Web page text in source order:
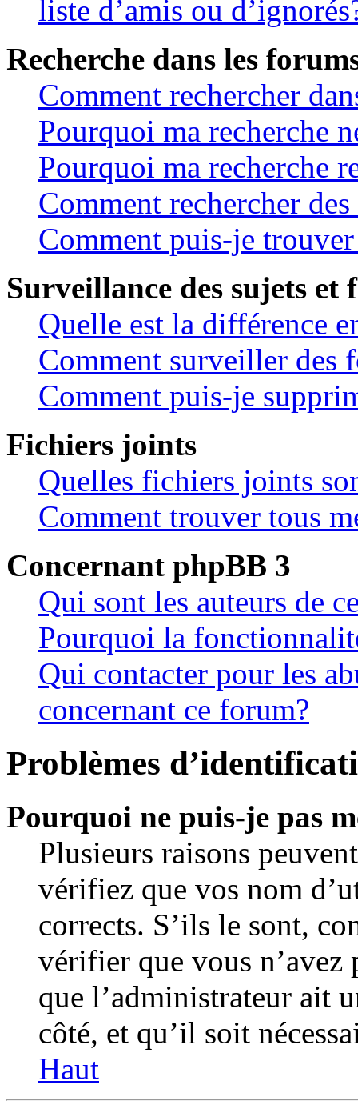
liste d’amis ou
Recherche dans les
Comment rechercher
Pourquoi ma recherche
Pourquoi ma recherche
Comment rechercher des
Comment puis-je trouver
Surveillance des sujets et
Quelle est la différence
Comment surveiller des
Comment puis-je
Fichiers joints
Quelles fichiers joints
Comment trouver tous
Concernant phpBB 3
Qui sont les auteurs de
Pourquoi la
Qui contacter pour les
concernant ce forum?
Problèmes
Pourquoi ne puis-je pas
Plusieurs raisons
vérifiez que vos nom
corrects. S’ils le sont,
vérifier que vous n’avez
que l’administrateur ait
côté, et qu’il soit
Haut